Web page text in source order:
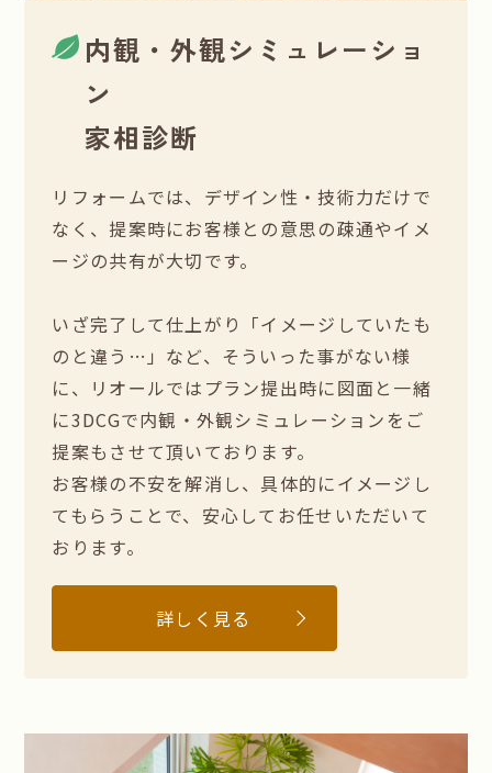
内観・外観シミュレーショ
ン
家相診断
リフォームでは、デザイン性・技術力だけで
なく、提案時にお客様との意思の疎通やイメ
ージの共有が大切です。
いざ完了して仕上がり「イメージしていたも
のと違う…」など、そういった事がない様
に、リオールではプラン提出時に図面と一緒
に3DCGで内観・外観シミュレーションをご
提案もさせて頂いております。
お客様の不安を解消し、具体的にイメージし
てもらうことで、安心してお任せいただいて
おります。
詳しく見る